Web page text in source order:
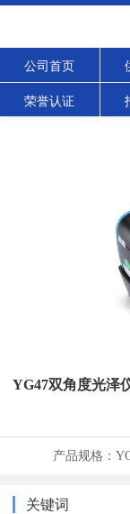
公司首页
荣誉认证
YG47双角度光泽
产品规格：
关键词